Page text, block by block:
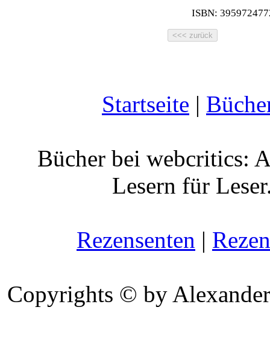
ISBN:
Startseite |
Bücher bei webcritics:
Lesern für
Rezensenten |
Copyrights © by